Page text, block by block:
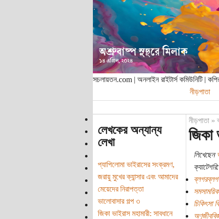
সচলায়তন.com | অনলাইন রাইটার্স কমিউনিটি |
নীড়পাতা
লেখকের অন্যান্য
লেখা
প্যাপিলোমা ভাইরাসের সংক্রমণ,
জরায়ু মুখের ক্যান্সার এবং আমাদের
মেয়েদের নিরাপত্তা
ভালোবাসার গল্প ৩
জিকা ভাইরাস মহামারী: সাবধানে
নীড়পাতা»
জিকা
লিখেছেন
ক্যাটেগরি:
সমসাময়িক
চিকিৎসা